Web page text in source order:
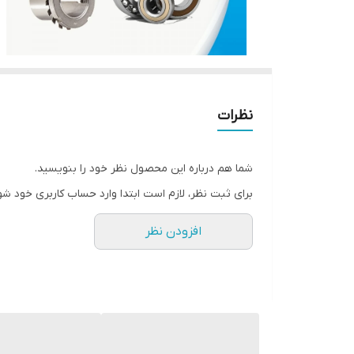
نظرات
شما هم درباره این محصول نظر خود را بنویسید.
برای ثبت نظر، لازم است ابتدا وارد حساب کاربری خود
افزودن نظر